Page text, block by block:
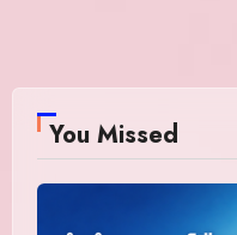
You Missed